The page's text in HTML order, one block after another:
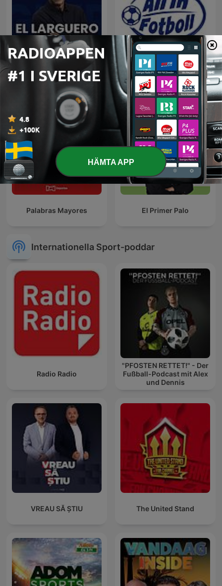
El Larguero All In Fotboll
Palabras Mayores El Primer Palo
Internationella Sport-poddar
Radio Radio
"PFOSTEN RETTET!" - Der
Fußball-Podcast mit Alex
und Dennis
VREAU SĂ ȘTIU The United Stand
HÄMTA APP